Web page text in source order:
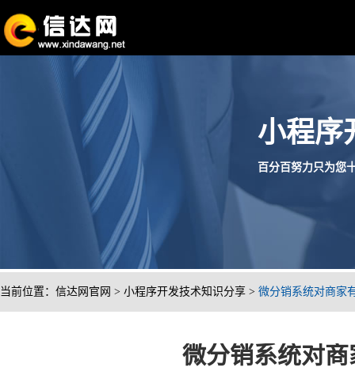
小程序
百分百努力只为您
当前位置： 信达网官网 > 小程序开发技术知识分享 > 微分销系统对商家
微分销系统对